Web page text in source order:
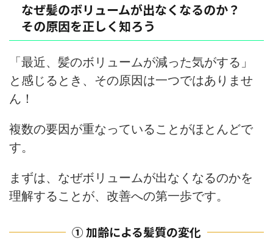
なぜ髪のボリュームが出なくなるのか？
その原因を正しく知ろう
「最近、髪のボリュームが減った気がする」
と感じるとき、その原因は一つではありませ
ん！
複数の要因が重なっていることがほとんどで
す。
まずは、なぜボリュームが出なくなるのかを
理解することが、改善への第一歩です。
① 加齢による髪質の変化